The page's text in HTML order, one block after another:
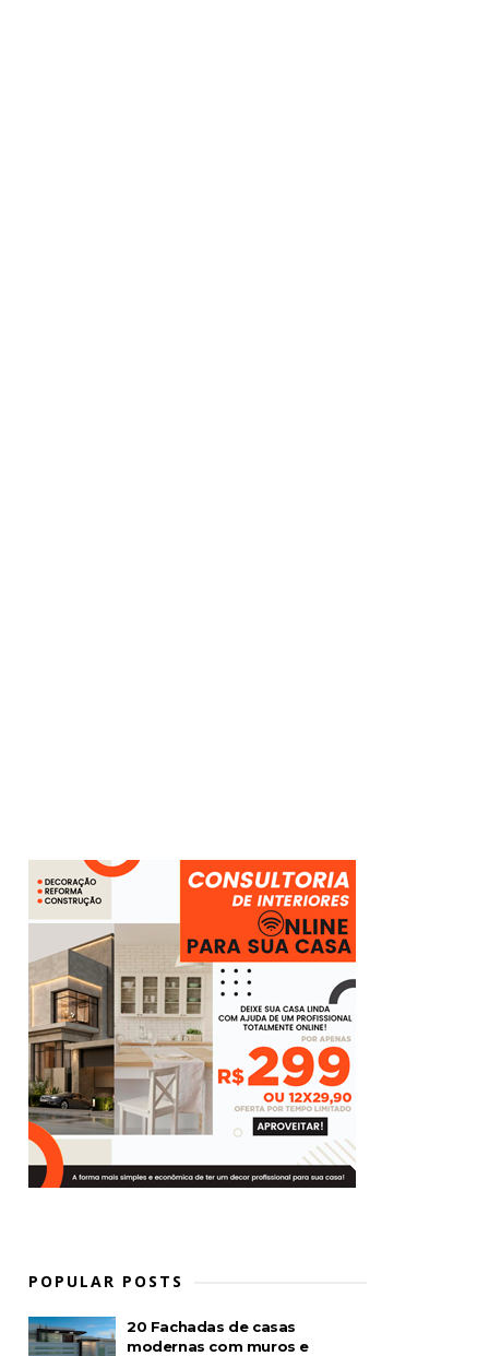
POPULAR POSTS
20 Fachadas de casas
modernas com muros e